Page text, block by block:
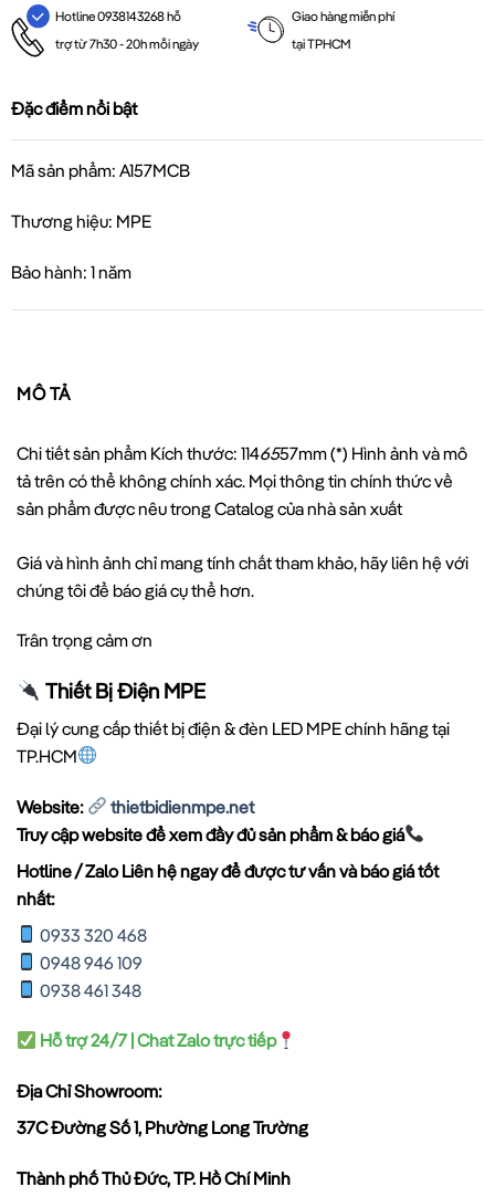
Hotline 0938143268 hỗ
trợ từ 7h30 - 20h mỗi ngày
Giao hàng miễn phí
tại TPHCM
Đặc điểm nổi bật
Mã sản phẩm: A157MCB
Thương hiệu: MPE
Bảo hành: 1 năm
MÔ TẢ
Chi tiết sản phẩm Kích thước: 1146557mm (*) Hình ảnh và mô
tả trên có thể không chính xác. Mọi thông tin chính thức về
sản phẩm được nêu trong Catalog của nhà sản xuất
Giá và hình ảnh chỉ mang tính chất tham khảo, hãy liên hệ với
chúng tôi để báo giá cụ thể hơn.
Trân trọng cảm ơn
Thiết Bị Điện MPE
Đại lý cung cấp thiết bị điện & đèn LED MPE chính hãng tại
TP.HCM
Website:
thietbidienmpe.net
Truy cập website để xem đầy đủ sản phẩm & báo giá
Hotline / Zalo Liên hệ ngay để được tư vấn và báo giá tốt
nhất:
0933 320 468
0948 946 109
0938 461 348
Hỗ trợ 24/7 | Chat Zalo trực tiếp
Địa Chỉ Showroom:
37C Đường Số 1, Phường Long Trường
Thành phố Thủ Đức, TP. Hồ Chí Minh